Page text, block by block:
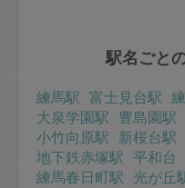
駅名ごと
練馬駅 富士見台駅
大泉学園駅 豊島園駅
小竹向原駅 新桜台駅
地下鉄赤塚駅 平和台
練馬春日町駅 光が丘